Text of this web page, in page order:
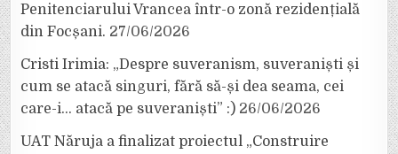
Penitenciarului Vrancea într-o zonă rezidențială
din Focșani. 27/06/2026
Cristi Irimia: „Despre suveranism, suveraniști și
cum se atacă singuri, fără să-și dea seama, cei
care-i… atacă pe suveraniști” :) 26/06/2026
UAT Năruja a finalizat proiectul „Construire